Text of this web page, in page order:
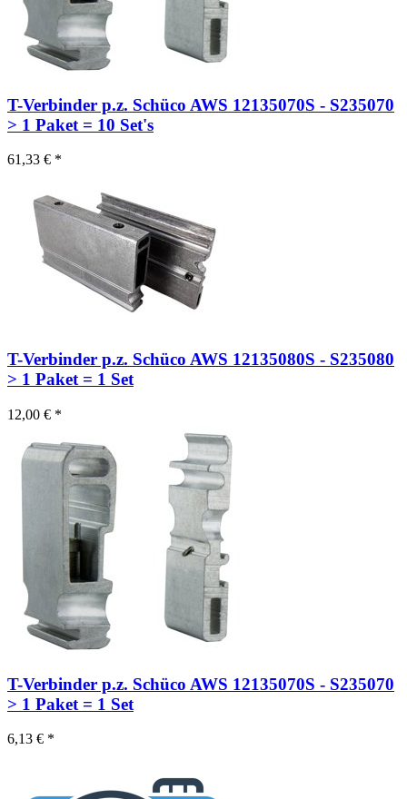
T-Verbinder p.z. Schüco AWS 12135070S - S235070
> 1 Paket = 10 Set's
61,33 € *
T-Verbinder p.z. Schüco AWS 12135080S - S235080
> 1 Paket = 1 Set
12,00 € *
T-Verbinder p.z. Schüco AWS 12135070S - S235070
> 1 Paket = 1 Set
6,13 € *